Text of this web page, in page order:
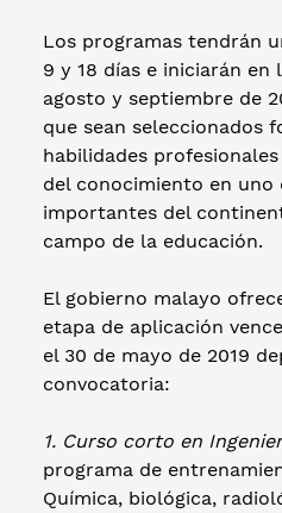
Los programas tendrán
9 y 18 días e iniciarán en
agosto y septiembre de
que sean seleccionados
habilidades
del conocimiento en uno
importantes del
campo de la educación.
El gobierno malayo
etapa de aplicación
el 30 de mayo de 2019
convocatoria:
1. Curso corto en
programa de
Química, biológica,